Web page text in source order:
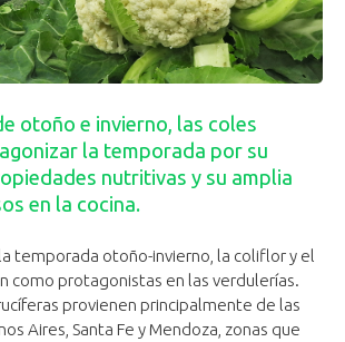
otoño e invierno, las coles
la temporada por su
nutritivas y su amplia
en la cocina.
temporada otoño-invierno, la coliflor y el
como protagonistas en las verdulerías.
provienen principalmente de las
Aires, Santa Fe y Mendoza, zonas que